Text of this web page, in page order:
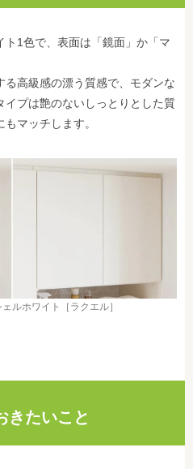
ト1色で、表面は「鏡面」か「マ
高級感の漂う質感で、モダンな
イプは艶のないしっとりとした質
マッチします。
ルホワイト［ラクエル］
きたいこと